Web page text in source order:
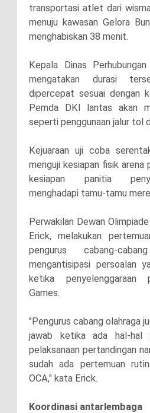
transportasi atlet dari
menuju kawasan Gelora
menghabiskan 38 menit.
Kepala Dinas
mengatakan durasi
dipercepat sesuai dengan
Pemda DKI lantas akan
seperti penggunaan jalur tol
Kejuaraan uji coba
menguji kesiapan fisik arena
kesiapan panitia
menghadapi tamu-tamu
Perwakilan Dewan
Erick, melakukan
pengurus cabang-
mengantisipasi persoalan
ketika penyelenggaraan
Games.
"Pengurus cabang olahraga
jawab ketika ada hal-hal
pelaksanaan pertandingan
sudah ada pertemuan
OCA," kata Erick.
Koordinasi antarlembaga